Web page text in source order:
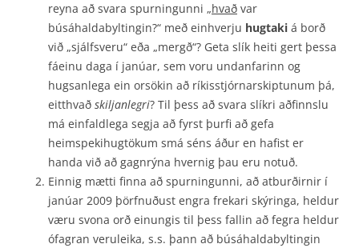
reyna að svara spurningunni „hvað var
búsáhaldabyltingin?“ með einhverju hugtaki á borð
við „sjálfsveru“ eða „mergð“? Geta slík heiti gert þessa
fáeinu daga í janúar, sem voru undanfarinn og
hugsanlega ein or­sökin að ríkisstjórnarskiptunum þá,
eitthvað skiljanlegri? Til þess að svara slíkri að­finnslu
má einfaldlega segja að fyrst þurfi að gefa
heimspekihugtökum smá séns áður en hafist er
handa við að gagnrýna hvernig þau eru notuð.
Einnig mætti finna að spurningunni, að atburðirnir í
janúar 2009 þörfnuðust engra frekari skýringa, heldur
væru svona orð einungis til þess fallin að fegra heldur
ófagran veru­leika, s.s. þann að búsáhaldabyltingin